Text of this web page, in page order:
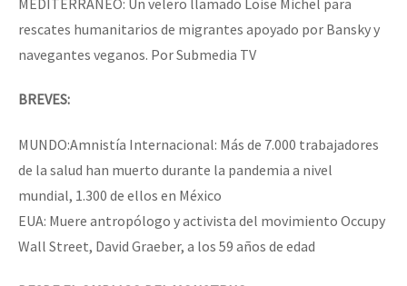
MEDITERRANEO: Un velero llamado Loise Michel para
rescates humanitarios de migrantes apoyado por Bansky y
navegantes veganos. Por Submedia TV
BREVES:
MUNDO:Amnistía Internacional: Más de 7.000 trabajadores
de la salud han muerto durante la pandemia a nivel
mundial, 1.300 de ellos en México
EUA: Muere antropólogo y activista del movimiento Occupy
Wall Street, David Graeber, a los 59 años de edad